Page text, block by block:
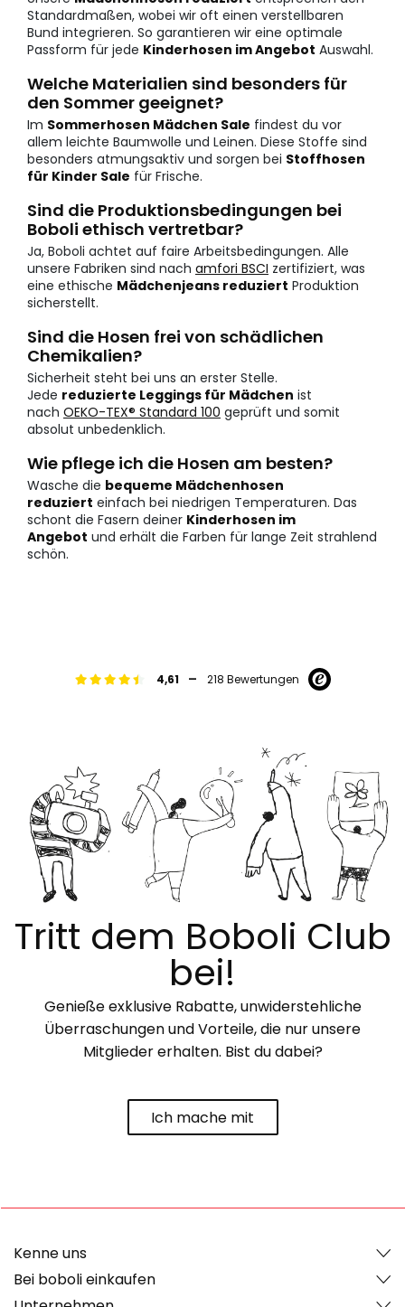
Standardmaßen, wobei wir oft einen verstellbaren
Bund integrieren. So garantieren wir eine optimale
Passform für jede Kinderhosen im Angebot Auswahl.
Welche Materialien sind besonders für
den Sommer geeignet?
Im Sommerhosen Mädchen Sale findest du vor
allem leichte Baumwolle und Leinen. Diese Stoffe sind
besonders atmungsaktiv und sorgen bei Stoffhosen
für Kinder Sale für Frische.
Sind die Produktionsbedingungen bei
Boboli ethisch vertretbar?
Ja, Boboli achtet auf faire Arbeitsbedingungen. Alle
unsere Fabriken sind nach amfori BSCI zertifiziert, was
eine ethische Mädchenjeans reduziert Produktion
sicherstellt.
Sind die Hosen frei von schädlichen
Chemikalien?
Sicherheit steht bei uns an erster Stelle.
Jede reduzierte Leggings für Mädchen ist
nach OEKO-TEX® Standard 100 geprüft und somit
absolut unbedenklich.
Wie pflege ich die Hosen am besten?
Wasche die bequeme Mädchenhosen
reduziert einfach bei niedrigen Temperaturen. Das
schont die Fasern deiner Kinderhosen im
Angebot und erhält die Farben für lange Zeit strahlend
schön.
4,61 - 218 Bewertungen
Tritt dem Boboli Club
bei!
Genieße exklusive Rabatte, unwiderstehliche
Überraschungen und Vorteile, die nur unsere
Mitglieder erhalten. Bist du dabei?
Ich mache mit
Kenne uns
Bei boboli einkaufen